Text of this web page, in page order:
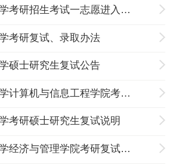
2018年天津城建大学考研招生考试一志愿进入复试考生名单
考研复试、录取办法
硕士研究生复试公告
2015年天津城建大学计算机与信息工程学院考研复试细则
考研硕士研究生复试说明
2014年天津城建大学经济与管理学院考研复试名单